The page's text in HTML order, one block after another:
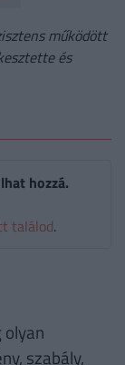
működött
és
hozzá.
találod.
olyan
szabály,